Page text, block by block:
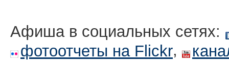
Афиша в социальных сетях:
фотоотчеты на Flickr,